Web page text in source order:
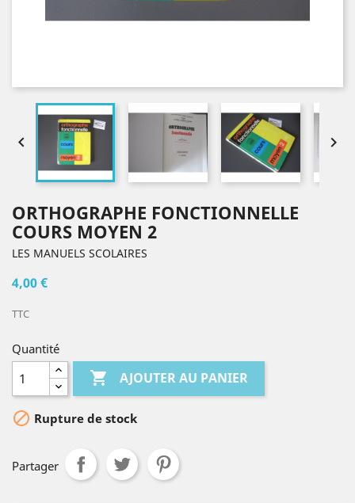
 
ORTHOGRAPHE FONCTIONNELLE
COURS MOYEN 2
LES MANUELS SCOLAIRES
4,00 €
TTC
Quantité
 AJOUTER AU PANIER
 Rupture de stock
Partager